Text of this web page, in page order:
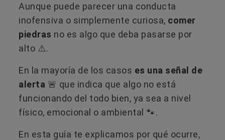
Aunque puede parecer una conducta
inofensiva o simplemente curiosa, comer
piedras no es algo que deba pasarse por
alto ​⚠️.
En la mayoría de los casos es una señal de
alerta 🚨​ que indica que algo no está
funcionando del todo bien, ya sea a nivel
físico, emocional o ambiental 🐾.
En esta guía te explicamos por qué ocurre,